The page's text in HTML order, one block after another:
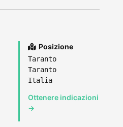
Posizione
Taranto
Taranto
Italia
Ottenere indicazioni
→